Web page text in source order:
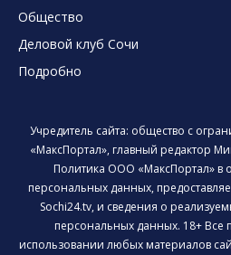
Общество
Деловой клуб Сочи
Подробно
Учредитель сайта: общество с
«МаксПортал», главный редактор
Политика ООО «МаксПортал» в
персональных данных,
Sochi24.tv, и сведения о
персональных данных. 18+
использовании любых материалов